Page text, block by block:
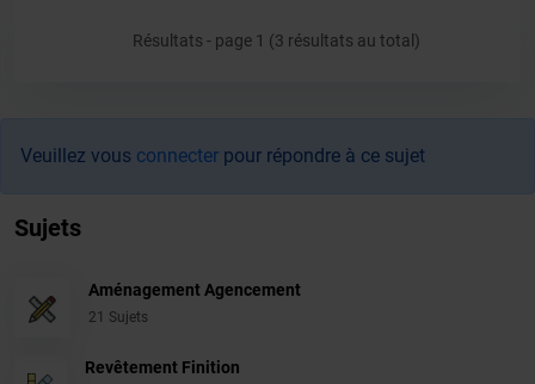
Résultats - page 1 (3 résultats au total)
Veuillez vous connecter pour répondre à ce sujet
Sujets
Aménagement Agencement
21 Sujets
Revêtement Finition